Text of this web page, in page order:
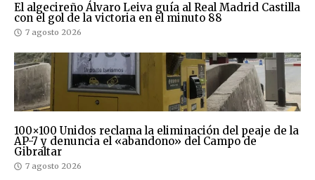
El algecireño Álvaro Leiva guía al Real Madrid Castilla
con el gol de la victoria en el minuto 88
7 agosto 2026
100×100 Unidos reclama la eliminación del peaje de la
AP-7 y denuncia el «abandono» del Campo de
Gibraltar
7 agosto 2026